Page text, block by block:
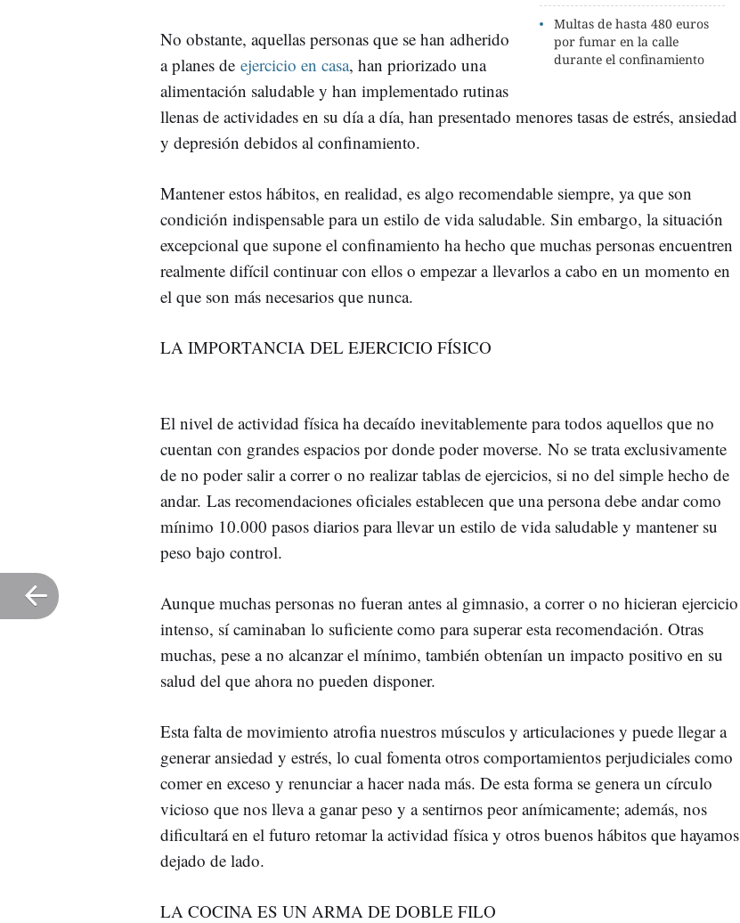
Multas de hasta 480 euros
por fumar en la calle
durante el confinamiento
No obstante, aquellas personas que se han adherido
a planes de ejercicio en casa, han priorizado una
alimentación saludable y han implementado rutinas
llenas de actividades en su día a día, han presentado menores tasas de estrés, ansiedad
y depresión debidos al confinamiento.
Mantener estos hábitos, en realidad, es algo recomendable siempre, ya que son
condición indispensable para un estilo de vida saludable. Sin embargo, la situación
excepcional que supone el confinamiento ha hecho que muchas personas encuentren
realmente difícil continuar con ellos o empezar a llevarlos a cabo en un momento en
el que son más necesarios que nunca.
LA IMPORTANCIA DEL EJERCICIO FÍSICO
El nivel de actividad física ha decaído inevitablemente para todos aquellos que no
cuentan con grandes espacios por donde poder moverse. No se trata exclusivamente
de no poder salir a correr o no realizar tablas de ejercicios, si no del simple hecho de
andar. Las recomendaciones oficiales establecen que una persona debe andar como
mínimo 10.000 pasos diarios para llevar un estilo de vida saludable y mantener su
peso bajo control.
Aunque muchas personas no fueran antes al gimnasio, a correr o no hicieran ejercicio
intenso, sí caminaban lo suficiente como para superar esta recomendación. Otras
muchas, pese a no alcanzar el mínimo, también obtenían un impacto positivo en su
salud del que ahora no pueden disponer.
Esta falta de movimiento atrofia nuestros músculos y articulaciones y puede llegar a
generar ansiedad y estrés, lo cual fomenta otros comportamientos perjudiciales como
comer en exceso y renunciar a hacer nada más. De esta forma se genera un círculo
vicioso que nos lleva a ganar peso y a sentirnos peor anímicamente; además, nos
dificultará en el futuro retomar la actividad física y otros buenos hábitos que hayamos
dejado de lado.
LA COCINA ES UN ARMA DE DOBLE FILO